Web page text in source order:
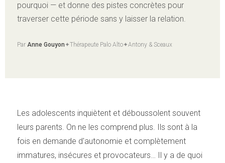
pourquoi — et donne des pistes concrètes pour
traverser cette période sans y laisser la relation.
Par Anne Gouyon✦Thérapeute Palo Alto✦Antony & Sceaux
Les adolescents inquiètent et déboussolent souvent
leurs parents. On ne les comprend plus. Ils sont à la
fois en demande d'autonomie et complètement
immatures, insécures et provocateurs… Il y a de quoi